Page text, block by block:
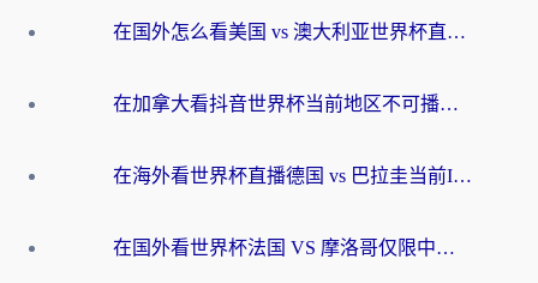
在国外怎么看美国 vs 澳大利亚世界杯直播？海外党必藏的中文解说观赛指南
在加拿大看抖音世界杯当前地区不可播放？海外党体育观赛终极指南
在海外看世界杯直播德国 vs 巴拉圭当前IP受限制？这篇指南帮你轻松解决地区限制
在国外看世界杯法国 VS 摩洛哥仅限中国大陆？别让地域限制拦下你的欢呼